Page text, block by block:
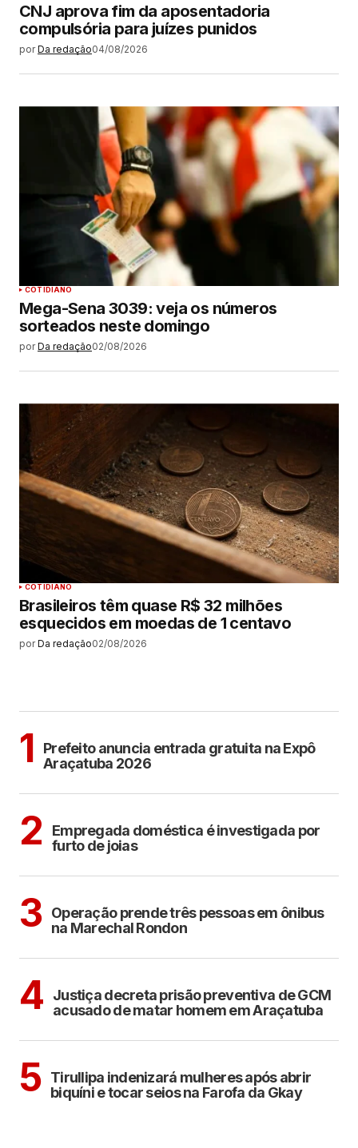
CNJ aprova fim da aposentadoria
compulsória para juízes punidos
por Da redação04/08/2026
COTIDIANO
Mega-Sena 3039: veja os números
sorteados neste domingo
por Da redação02/08/2026
COTIDIANO
Brasileiros têm quase R$ 32 milhões
esquecidos em moedas de 1 centavo
por Da redação02/08/2026
1
Prefeito anuncia entrada gratuita na Expô
Araçatuba 2026
2
Empregada doméstica é investigada por
furto de joias
3 Operação prende três pessoas em ônibus
na Marechal Rondon
4
Justiça decreta prisão preventiva de GCM
acusado de matar homem em Araçatuba
5 Tirullipa indenizará mulheres após abrir
biquíni e tocar seios na Farofa da Gkay